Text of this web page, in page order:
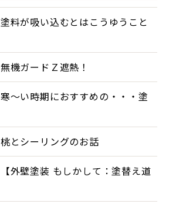
塗料が吸い込むとはこうゆうこと
無機ガードＺ遮熱！
寒～い時期におすすめの・・・塗
桃とシーリングのお話
【外壁塗装 もしかして：塗替え道